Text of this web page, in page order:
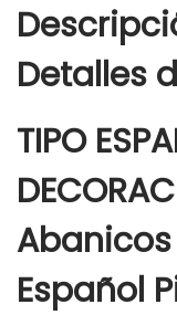
Detalles
TIPO
Español